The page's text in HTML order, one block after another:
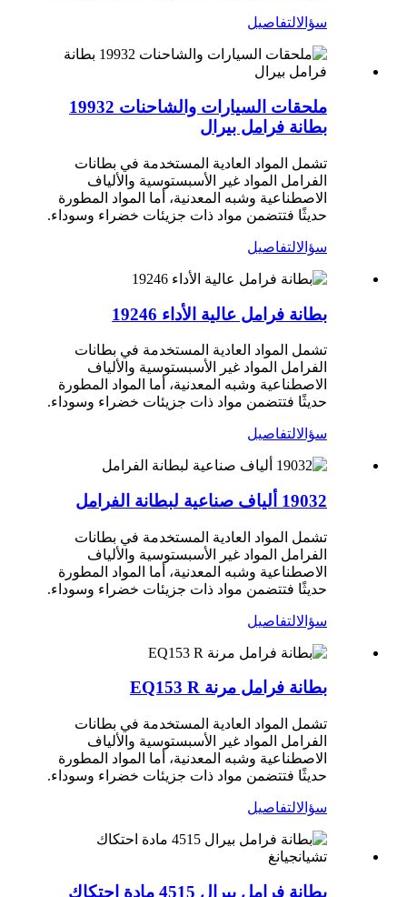
سؤالالتفاصيل
ملحقات السيارات والشاحنات 19932
بطانة فرامل بيرال
تشمل المواد العادية المستخدمة في بطانات
الفرامل المواد غير الأسبستوسية والألياف
الاصطناعية وشبه المعدنية، أما المواد المطورة
حديثًا فتتضمن مواد ذات جزيئات خضراء وسوداء.
سؤالالتفاصيل
بطانة فرامل عالية الأداء 19246
تشمل المواد العادية المستخدمة في بطانات
الفرامل المواد غير الأسبستوسية والألياف
الاصطناعية وشبه المعدنية، أما المواد المطورة
حديثًا فتتضمن مواد ذات جزيئات خضراء وسوداء.
سؤالالتفاصيل
19032 ألياف صناعية لبطانة الفرامل
تشمل المواد العادية المستخدمة في بطانات
الفرامل المواد غير الأسبستوسية والألياف
الاصطناعية وشبه المعدنية، أما المواد المطورة
حديثًا فتتضمن مواد ذات جزيئات خضراء وسوداء.
سؤالالتفاصيل
بطانة فرامل مرنة EQ153 R
تشمل المواد العادية المستخدمة في بطانات
الفرامل المواد غير الأسبستوسية والألياف
الاصطناعية وشبه المعدنية، أما المواد المطورة
حديثًا فتتضمن مواد ذات جزيئات خضراء وسوداء.
سؤالالتفاصيل
بطانة فرامل بيرال 4515 مادة احتكاك